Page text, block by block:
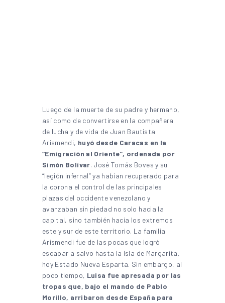
Luego de la muerte de su padre y hermano,
así como de convertirse en la compañera
de lucha y de vida de Juan Bautista
Arismendi, huyó desde Caracas en la
“Emigración al Oriente”, ordenada por
Simón Bolívar. José Tomás Boves y su
“legión infernal” ya habían recuperado para
la corona el control de las principales
plazas del occidente venezolano y
avanzaban sin piedad no solo hacia la
capital, sino también hacia los extremos
este y sur de este territorio. La familia
Arismendi fue de las pocas que logró
escapar a salvo hasta la Isla de Margarita,
hoy Estado Nueva Esparta. Sin embargo, al
poco tiempo, Luisa fue apresada por las
tropas que, bajo el mando de Pablo
Morillo, arribaron desde España para